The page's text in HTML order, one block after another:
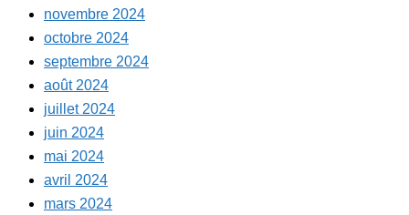
novembre 2024
octobre 2024
septembre 2024
août 2024
juillet 2024
juin 2024
mai 2024
avril 2024
mars 2024